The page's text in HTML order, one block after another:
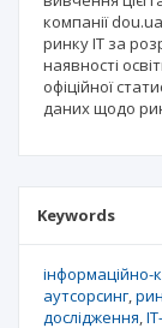
компанії
ринку ІТ за
наявності
офіційної
даних щодо
Keywords
інформаційно-
аутсорсинг
дослідження